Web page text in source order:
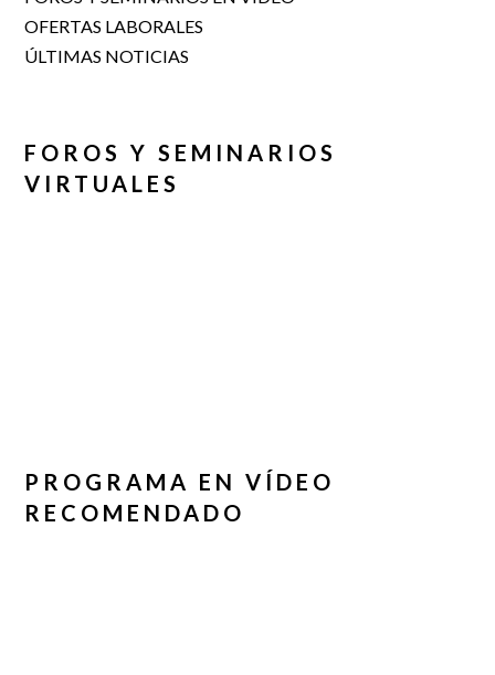
OFERTAS LABORALES
ÚLTIMAS NOTICIAS
FOROS Y SEMINARIOS
VIRTUALES
PROGRAMA EN VÍDEO
RECOMENDADO